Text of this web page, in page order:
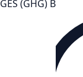
GES (GHG) B